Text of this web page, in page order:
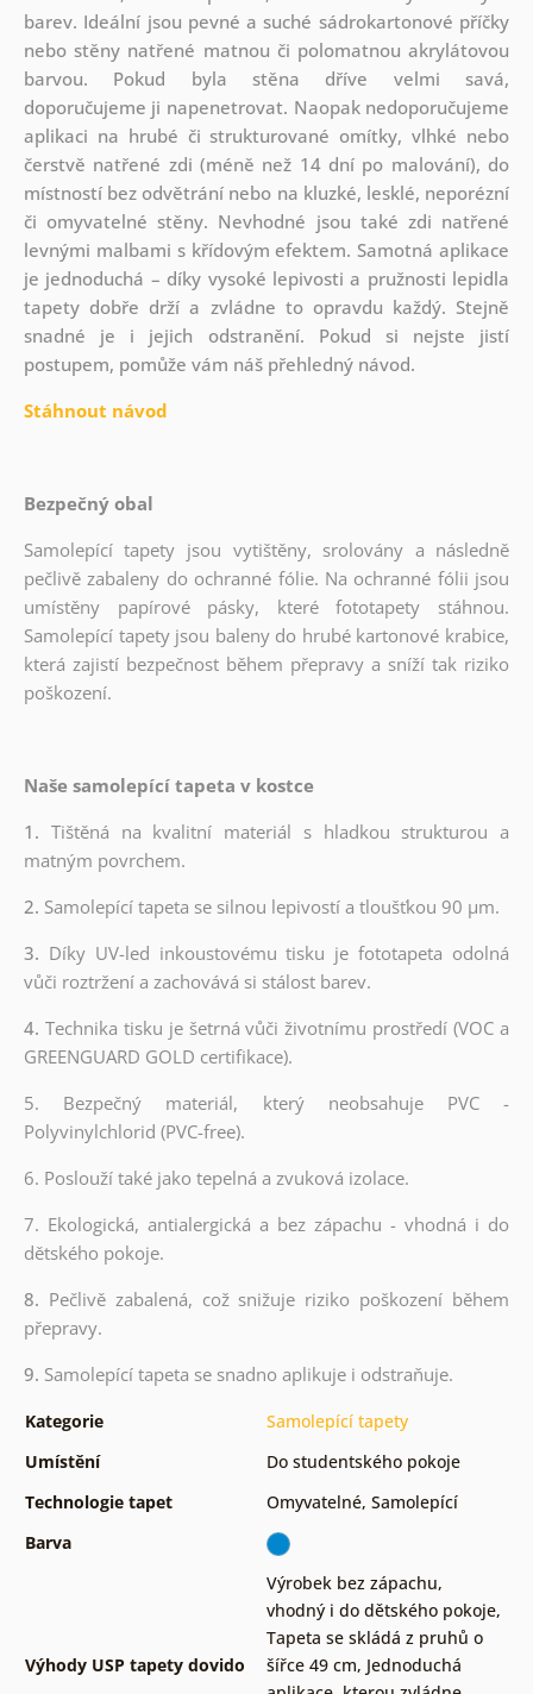
barev. Ideální jsou pevné a suché sádrokartonové příčky
nebo stěny natřené matnou či polomatnou akrylátovou
barvou. Pokud byla stěna dříve velmi savá,
doporučujeme ji napenetrovat. Naopak nedoporučujeme
aplikaci na hrubé či strukturované omítky, vlhké nebo
čerstvě natřené zdi (méně než 14 dní po malování), do
místností bez odvětrání nebo na kluzké, lesklé, neporézní
či omyvatelné stěny. Nevhodné jsou také zdi natřené
levnými malbami s křídovým efektem. Samotná aplikace
je jednoduchá – díky vysoké lepivosti a pružnosti lepidla
tapety dobře drží a zvládne to opravdu každý. Stejně
snadné je i jejich odstranění. Pokud si nejste jistí
postupem, pomůže vám náš přehledný návod.
Stáhnout návod
Bezpečný obal
Samolepící tapety jsou vytištěny, srolovány a následně
pečlivě zabaleny do ochranné fólie. Na ochranné fólii jsou
umístěny papírové pásky, které fototapety stáhnou.
Samolepící tapety jsou baleny do hrubé kartonové krabice,
která zajistí bezpečnost během přepravy a sníží tak riziko
poškození.
Naše samolepící tapeta v kostce
1. Tištěná na kvalitní materiál s hladkou strukturou a
matným povrchem.
2. Samolepící tapeta se silnou lepivostí a tloušťkou 90 µm.
3. Díky UV-led inkoustovému tisku je fototapeta odolná
vůči roztržení a zachovává si stálost barev.
4. Technika tisku je šetrná vůči životnímu prostředí (VOC a
GREENGUARD GOLD certifikace).
5. Bezpečný materiál, který neobsahuje PVC -
Polyvinylchlorid (PVC-free).
6. Poslouží také jako tepelná a zvuková izolace.
7. Ekologická, antialergická a bez zápachu - vhodná i do
dětského pokoje.
8. Pečlivě zabalená, což snižuje riziko poškození během
přepravy.
9. Samolepící tapeta se snadno aplikuje i odstraňuje.
Kategorie
Samolepící tapety
Umístění
Do studentského pokoje
Technologie tapet
Omyvatelné, Samolepící
Barva
Výhody USP tapety dovido
Výrobek bez zápachu,
vhodný i do dětského pokoje,
Tapeta se skládá z pruhů o
šířce 49 cm, Jednoduchá